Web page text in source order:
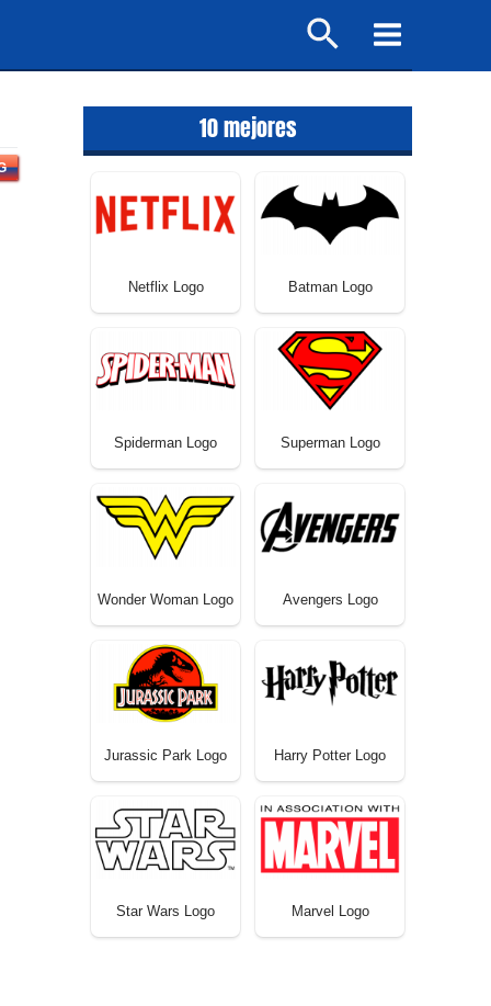
Buscar
Main
Menu
10 mejores
Netflix Logo Batman Logo
Spiderman Logo Superman Logo
Wonder Woman Logo Avengers Logo
Jurassic Park Logo Harry Potter Logo
Star Wars Logo Marvel Logo